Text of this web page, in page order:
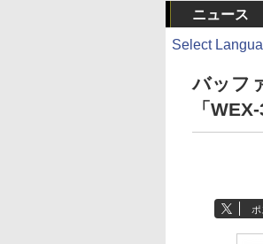
ニュース
Select
バッフ
「
ポ